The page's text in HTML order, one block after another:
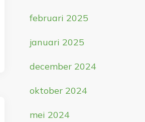
februari 2025
januari 2025
december 2024
oktober 2024
mei 2024